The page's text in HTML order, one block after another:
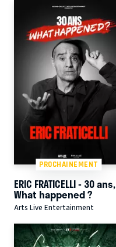
PROCHAINEMENT
ERIC FRATICELLI - 30 ans,
What happened ?
Arts Live Entertainment